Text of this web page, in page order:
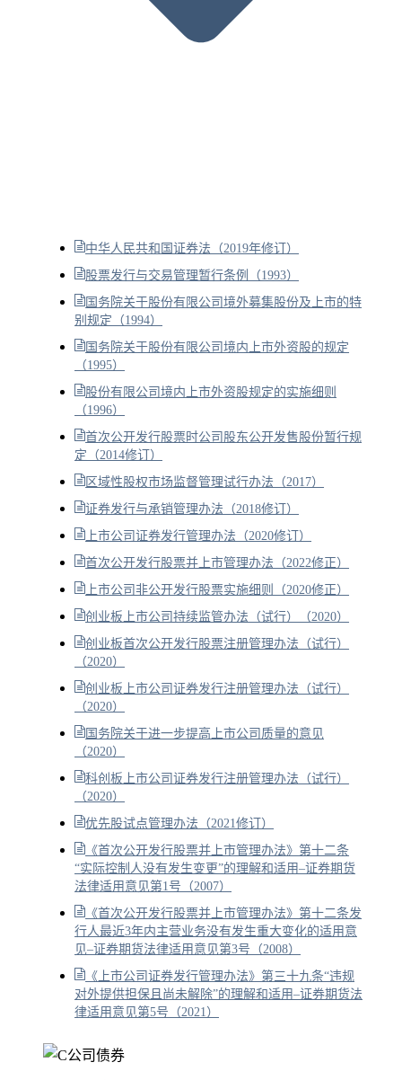
中华人民共和国证券法（2019年修订）
股票发行与交易管理暂行条例（1993）
国务院关于股份有限公司境外募集股份及上市的特
别规定（1994）
国务院关于股份有限公司境内上市外资股的规定
（1995）
股份有限公司境内上市外资股规定的实施细则
（1996）
首次公开发行股票时公司股东公开发售股份暂行规
定（2014修订）
区域性股权市场监督管理试行办法（2017）
证券发行与承销管理办法（2018修订）
上市公司证券发行管理办法（2020修订）
首次公开发行股票并上市管理办法（2022修正）
上市公司非公开发行股票实施细则（2020修正）
创业板上市公司持续监管办法（试行）（2020）
创业板首次公开发行股票注册管理办法（试行）
（2020）
创业板上市公司证券发行注册管理办法（试行）
（2020）
国务院关于进一步提高上市公司质量的意见
（2020）
科创板上市公司证券发行注册管理办法（试行）
（2020）
优先股试点管理办法（2021修订）
《首次公开发行股票并上市管理办法》第十二条
“实际控制人没有发生变更”的理解和适用–证券期货
法律适用意见第1号（2007）
《首次公开发行股票并上市管理办法》第十二条发
行人最近3年内主营业务没有发生重大变化的适用意
见–证券期货法律适用意见第3号（2008）
《上市公司证券发行管理办法》第三十九条“违规
对外提供担保且尚未解除”的理解和适用–证券期货法
律适用意见第5号（2021）